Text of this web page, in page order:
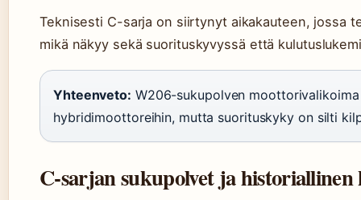
Teknisesti C-sarja on siirtynyt aikakauteen, jossa
mikä näkyy sekä suorituskyvyssä että
Yhteenveto: W206-sukupolven
hybridimoottoreihin, mutta suorituskyky on silti
C-sarjan sukupolvet ja historiallinen